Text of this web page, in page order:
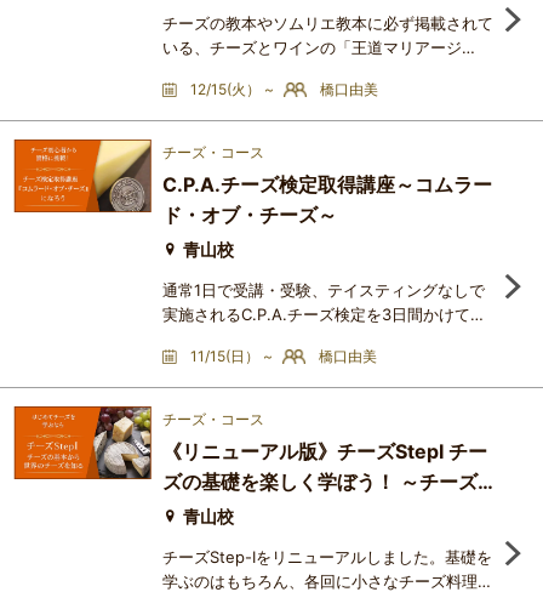
チーズの教本やソムリエ教本に必ず掲載されて
いる、チーズとワインの「王道マリアージ
てみませんか？今回のテーマはコンテとモン・
ドール。どちらもジュラ地方、チーズの世界で
は「フランシュ＝コンテ地方」と呼ばれる地方
サヴォワ地方のチーズには、雪が降り積もる冬
を越すための先人の知恵がたくさん詰まってい
ます。寒さが増すこの時期は
12/15(火） ~ 橋口由美
チーズ・コース
C.P.A.チーズ検定取得講座～コムラー
ド・オブ・チーズ～
青山校
通常1日で受講・受験、テイスティングなしで
実施されるC.P.A.チーズ検定を3日間かけてじ
実際に目で見て舌で味わって、楽しみながらの
試食は確実な知識の習得につながります。1日
講習では不安な方、じっくりチーズの基礎を学
ムラード・オブ・チーズ」の呼称認定とバッジ
が進呈されます。＜講座をお勧めする人＞チー
ズ好き、チーズ初心者、短
11/15(日） ~ 橋口由美
チーズ・コース
《リニューアル版》チーズStepⅠ チー
ズの基礎を楽しく学ぼう！ ～チーズ
とワインと小さなお料理と～
青山校
チーズStep-Ⅰをリニューアルしました。基礎を
学ぶのはもちろん、各回に小さなチーズ料理を